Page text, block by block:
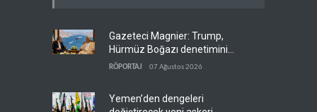
Grönland’da izinsiz sondaj
hamlesi
BATI YARIM KÜRE
Gazeteci Magnier: Trump,
Hürmüz Boğazı denetimini
doğrudan İran ve Umman'a
RÖPORTAJ 07 Ağustos 2026
Yemen’den dengeleri